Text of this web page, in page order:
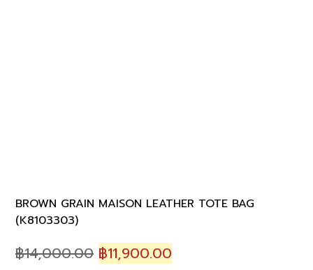
BROWN GRAIN MAISON LEATHER TOTE BAG
(K8103303)
฿14,000.00 Original
฿11,900.00